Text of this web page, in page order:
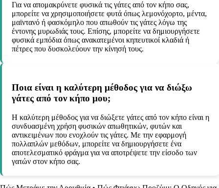
Για να απομακρύνετε φυσικά τις γάτες από τον κήπο σας,
μπορείτε να χρησιμοποιήσετε φυτά όπως λεμονόχορτο, μέντα,
μαϊντανό ή φασκόμηλο που απωθούν τις γάτες λόγω της
έντονης μυρωδιάς τους. Επίσης, μπορείτε να δημιουργήσετε
φυσικά εμπόδια όπως ανακατεμένοι κηπευτικοί κλαδιά ή
πέτρες που δυσκολεύουν την κίνησή τους.
Ποια είναι η καλύτερη μέθοδος για να διώξω
γάτες από τον κήπο μου;
Η καλύτερη μέθοδος για να διώξετε γάτες από τον κήπο είναι η
συνδυασμένη χρήση φυσικών απωθητικών, φυτών και
αντικειμένων που ενοχλούν τις γάτες. Με την εφαρμογή
πολλαπλών μεθόδων, μπορείτε να δημιουργήσετε ένα
αποτελεσματικό φράγμα για να αποτρέψετε την είσοδο των
γατών στον κήπο σας.